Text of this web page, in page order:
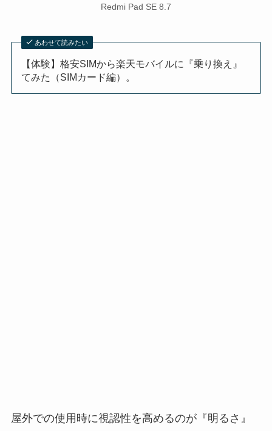
Redmi Pad SE 8.7
あわせて読みたい
【体験】格安SIMから楽天モバイルに『乗り換え』
てみた（SIMカード編）。
屋外での使用時に視認性を高めるのが『明るさ』